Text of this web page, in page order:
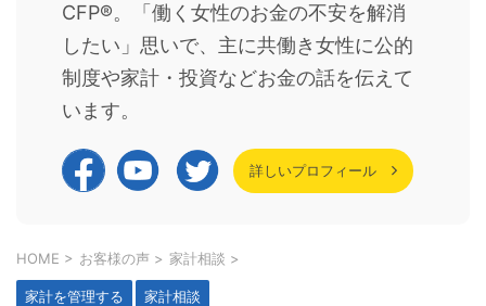
CFP®。「働く女性のお金の不安を解消
したい」思いで、主に共働き女性に公的
制度や家計・投資などお金の話を伝えて
います。
詳しいプロフィール
HOME > お客様の声 > 家計相談 >
家計を管理する 家計相談